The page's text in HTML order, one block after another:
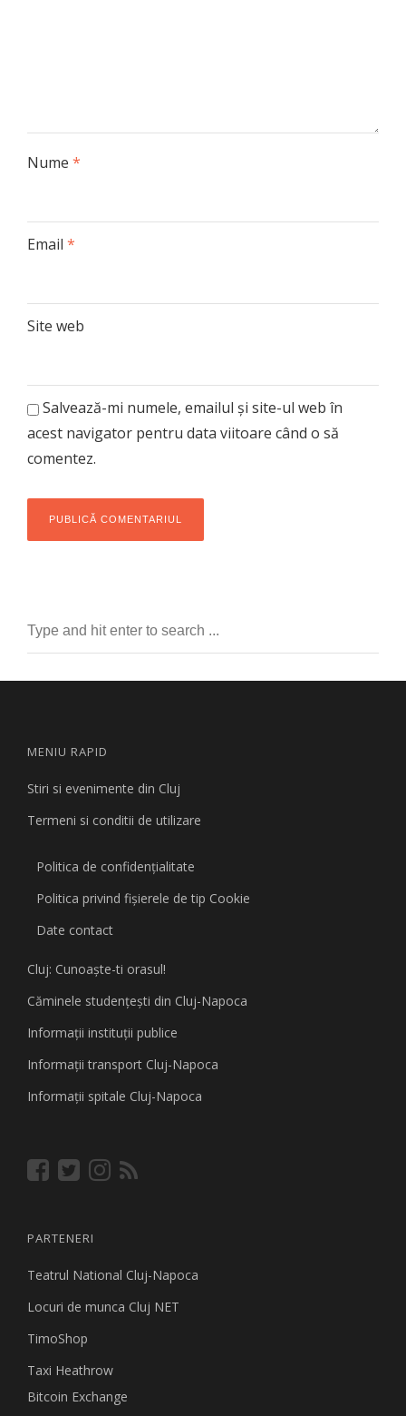
Nume *
Email *
Site web
Salvează-mi numele, emailul și site-ul web în
acest navigator pentru data viitoare când o să
comentez.
MENIU RAPID
Stiri si evenimente din Cluj
Termeni si conditii de utilizare
Politica de confidențialitate
Politica privind fişierele de tip Cookie
Date contact
Cluj: Cunoaşte-ti orasul!
Căminele studenţeşti din Cluj-Napoca
Informaţii instituţii publice
Informaţii transport Cluj-Napoca
Informaţii spitale Cluj-Napoca
PARTENERI
Teatrul National Cluj-Napoca
Locuri de munca Cluj NET
TimoShop
Taxi Heathrow
Bitcoin Exchange